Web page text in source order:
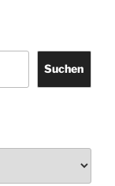
Suchen